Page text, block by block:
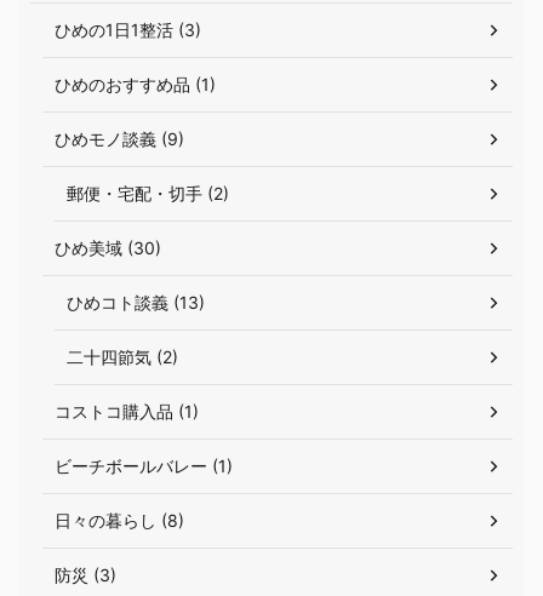
ひめの1日1整活 (3)
ひめのおすすめ品 (1)
ひめモノ談義 (9)
郵便・宅配・切手 (2)
ひめ美域 (30)
ひめコト談義 (13)
二十四節気 (2)
コストコ購入品 (1)
ビーチボールバレー (1)
日々の暮らし (8)
防災 (3)